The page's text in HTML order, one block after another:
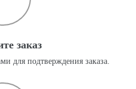
заказ
для подтверждения заказа.